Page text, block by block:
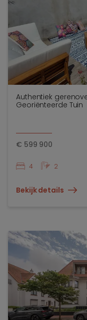
Authentiek
Georiënteerde Tuin
€ 599 900
4 2
Bekijk details